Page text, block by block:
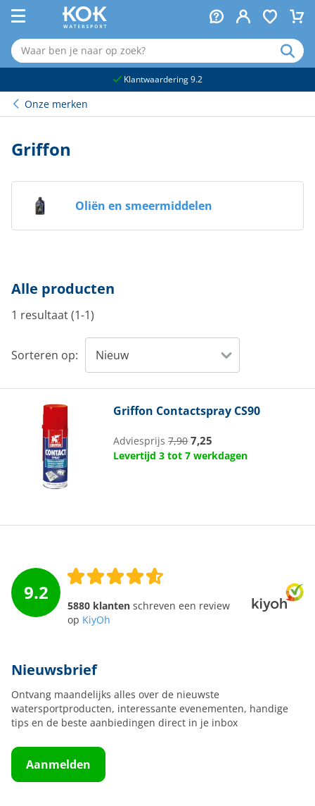
Klantwaardering 9.2
Onze merken
Griffon
Oliën en smeermiddelen
Alle producten
1 resultaat (1-1)
Sorteren op:
Griffon Contactspray CS90
Adviesprijs7,90 7,25
Levertijd 3 tot 7 werkdagen
9.2
5880 klanten schreven een review
op KiyOh
Nieuwsbrief
Ontvang maandelijks alles over de nieuwste
watersportproducten, interessante evenementen, handige
tips en de beste aanbiedingen direct in je inbox
Aanmelden